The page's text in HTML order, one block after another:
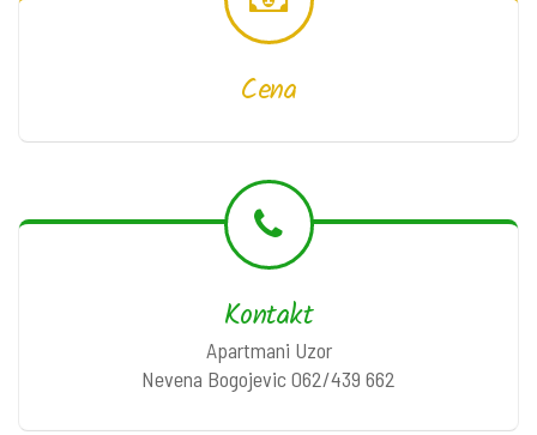
Cena
Kontakt
Apartmani Uzor
Nevena Bogojevic 062/439 662